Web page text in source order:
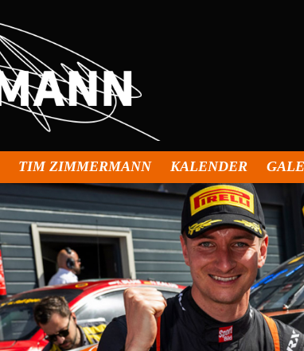
TIM ZIMMERMANN KALENDER